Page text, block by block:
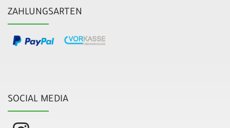
ZAHLUNGSARTEN
SOCIAL MEDIA